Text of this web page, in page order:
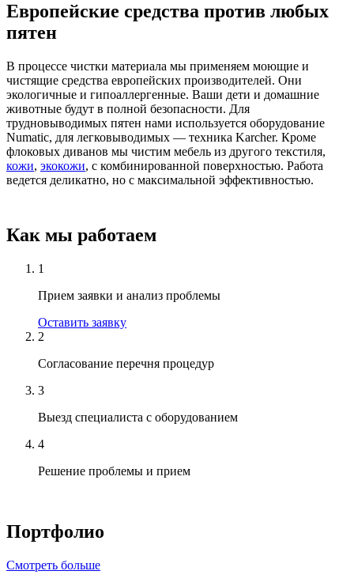
Европейские средства против любых
пятен
В процессе чистки материала мы применяем моющие и
чистящие средства европейских производителей. Они
экологичные и гипоаллергенные. Ваши дети и домашние
животные будут в полной безопасности. Для
трудновыводимых пятен нами используется оборудование
Numatic, для легковыводимых — техника Karcher. Кроме
флоковых диванов мы чистим мебель из другого текстиля,
кожи, экокожи, с комбинированной поверхностью. Работа
ведется деликатно, но с максимальной эффективностью.
Как мы работаем
1
Прием заявки и анализ проблемы
Оставить заявку
2
Согласование перечня процедур
3
Выезд специалиста с оборудованием
4
Решение проблемы и прием
Портфолио
Смотреть больше